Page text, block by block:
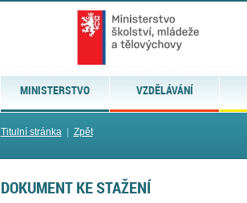
MINISTERSTVO VZDĚLÁVÁNÍ
Titulní stránka| Zpět
DOKUMENT KE STAŽENÍ